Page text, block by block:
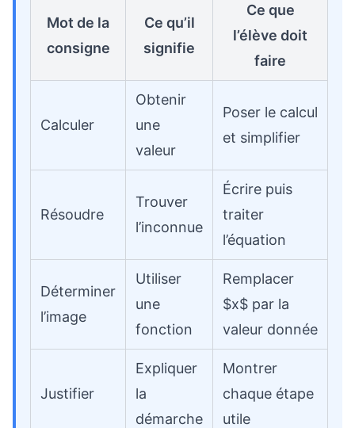
Mot de la
consigne
Ce qu’il
signifie
Ce que
l’élève doit
faire
Calculer
Obtenir
une
valeur
Poser le calcul
et simplifier
Résoudre
Trouver
l’inconnue
Écrire puis
traiter
l’équation
Déterminer
l’image
Utiliser
une
fonction
Remplacer
$x$ par la
valeur donnée
Justifier
Expliquer
la
démarche
Montrer
chaque étape
utile